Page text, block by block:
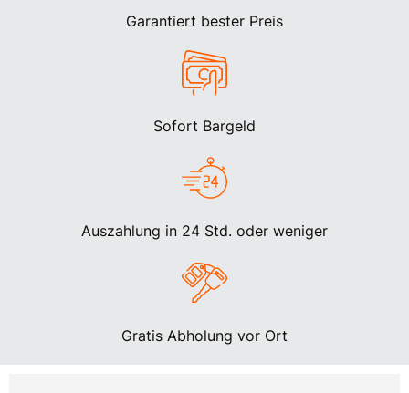
Garantiert bester Preis
Sofort Bargeld
Auszahlung in 24 Std. oder weniger
Gratis Abholung vor Ort